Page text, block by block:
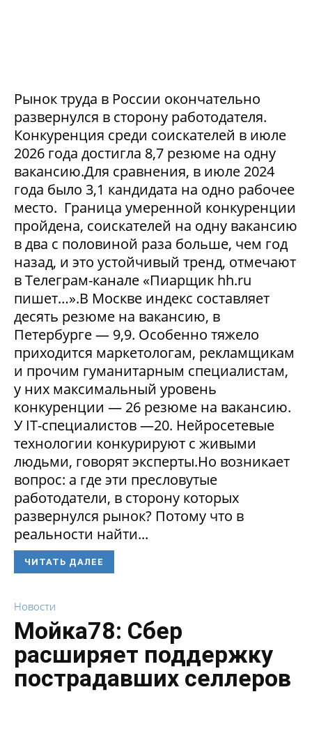
Рынок труда в России окончательно
развернулся в сторону работодателя.
Конкуренция среди соискателей в июле
2026 года достигла 8,7 резюме на одну
вакансию.Для сравнения, в июле 2024
года было 3,1 кандидата на одно рабочее
место. Граница умеренной конкуренции
пройдена, соискателей на одну вакансию
в два с половиной раза больше, чем год
назад, и это устойчивый тренд, отмечают
в Телеграм-канале «Пиарщик hh.ru
пишет…».В Москве индекс составляет
десять резюме на вакансию, в
Петербурге — 9,9. Особенно тяжело
приходится маркетологам, рекламщикам
и прочим гуманитарным специалистам,
у них максимальный уровень
конкуренции — 26 резюме на вакансию.
У IT-специалистов —20. Нейросетевые
технологии конкурируют с живыми
людьми, говорят эксперты.Но возникает
вопрос: а где эти пресловутые
работодатели, в сторону которых
развернулся рынок? Потому что в
реальности найти...
ЧИТАТЬ ДАЛЕЕ
Новости
Мойка78: Сбер
расширяет поддержку
пострадавших селлеров